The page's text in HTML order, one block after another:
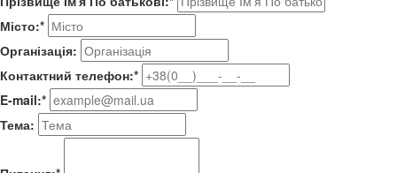
Місто:*
Організація:
Контактний телефон:*
E-mail:*
Тема: